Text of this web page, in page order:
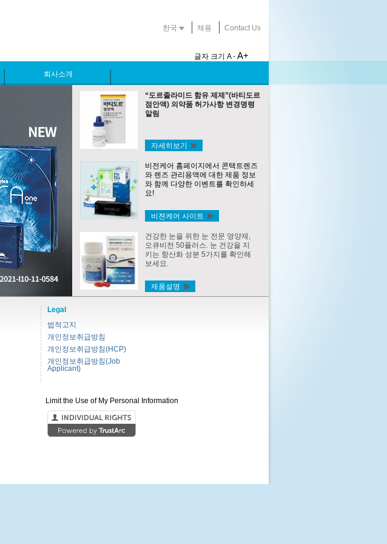
한국 채용 Contact Us
글자 크기 A - A+
회사소개
“도르졸라미드 함유 제제”(바티도르
점안액) 의약품 허가사항 변경명령
알림
자세히보기
비전케어 홈페이지에서 콘택트렌즈
와 렌즈 관리용액에 대한 제품 정보
와 함께 다양한 이벤트를 확인하세
요!
비젼케어 사이트
건강한 눈을 위한 눈 전문 영양제,
오큐비전 50플러스. 눈 건강을 지
키는 항산화 성분 5가지를 확인해
보세요.
제품설명
Legal
법적고지
개인정보취급방침
개인정보취급방침(HCP)
개인정보취급방침(Job
Applicant)
Limit the Use of My Personal Information